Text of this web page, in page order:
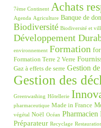
7ème Continent Achats
Agenda Agriculture Banque de
Biodiversité Biodiversité et
Développement
environnement Formation
Formation Terre 2 Verre
Gaz à effets de serre Gestion
Gestion des
Greenwashing Hôtellerie
pharmaceutique Made in France
végétal Noël Océan Pharmacien
Préparateur Recyclage